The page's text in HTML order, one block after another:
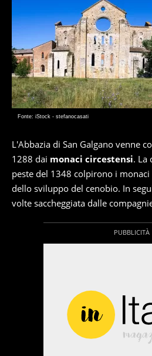
Fonte: iStock - stefanocasati
L'Abbazia di San Galgano venne
1288 dai monaci circestensi. La
peste del 1348 colpirono i
dello sviluppo del cenobio. In
volte saccheggiata dalle